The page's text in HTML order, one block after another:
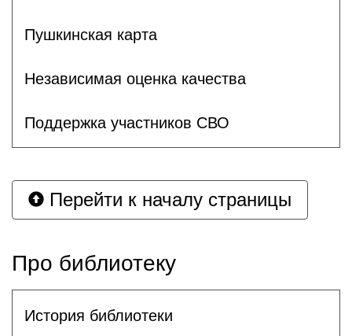
Пушкинская карта
Независимая оценка качества
Поддержка участников СВО
Перейти к началу страницы
Про библиотеку
История библиотеки